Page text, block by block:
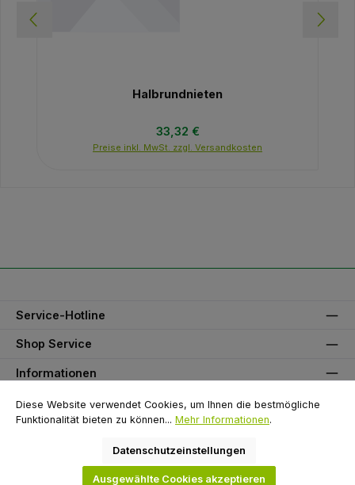
Halbrundnieten
Regulärer Preis:
33,32 €
Preise inkl. MwSt. zzgl. Versandkosten
Service-Hotline
Shop Service
Informationen
Unser Partner
Diese Website verwendet Cookies, um Ihnen die bestmögliche
Funktionalität bieten zu können... Mehr Informationen.
Datenschutzeinstellungen
Ausgewählte Cookies akzeptieren